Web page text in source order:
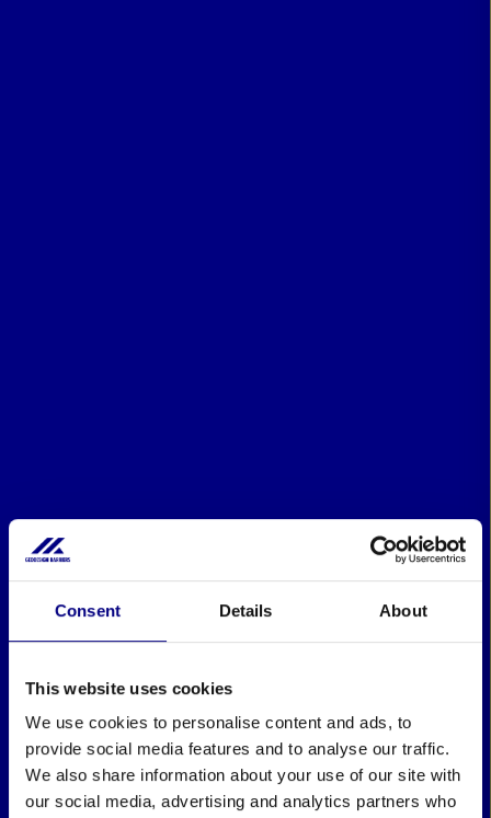
Consent Details About
This website uses cookies
We use cookies to personalise content and ads, to
provide social media features and to analyse our traffic.
We also share information about your use of our site with
our social media, advertising and analytics partners who